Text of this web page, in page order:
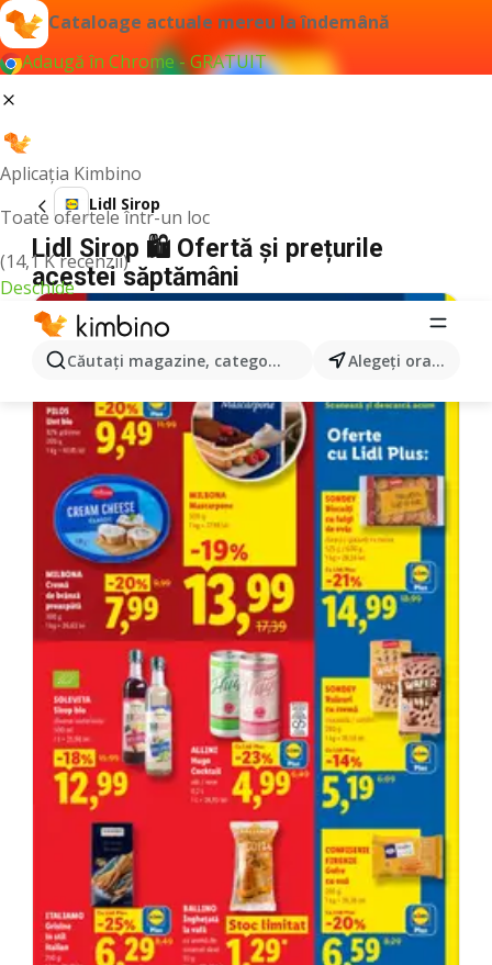
Cataloage actuale mereu la îndemână
Adaugă în Chrome - GRATUIT
Aplicația Kimbino
Toate ofertele într-un loc
(14,1 K recenzii)
Deschide
Căutaţi magazine, categorii, produse... Alegeţi oraşul
Lidl Sirop
Lidl Sirop 🛍️ Ofertă și prețurile
acestei săptămâni
BACK TO SCHOOL